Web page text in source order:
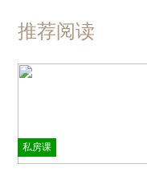
推荐阅读
私房课